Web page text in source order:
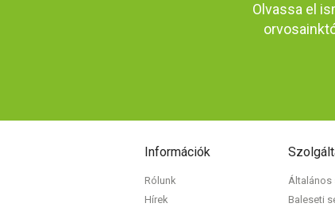
Olvassa el
Információk
Rólunk
Hírek
Általános
Baleseti